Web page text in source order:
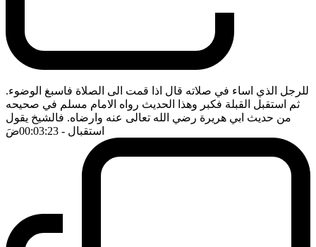
للرجل الذي اساء في صلاته قال اذا قمت الى الصلاة فاسبغ الوضوء.
ثم استقبل القبلة فكبر وهذا الحديث رواه الامام مسلم في صحيحه
من حديث ابي هريرة رضي الله تعالى عنه وارضاه. فالشيخ يقول
استقبال - 00:03:23 ضَ